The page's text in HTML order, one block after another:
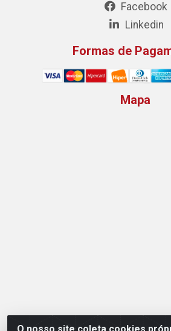
Facebook
Linkedin
Formas de
Mapa